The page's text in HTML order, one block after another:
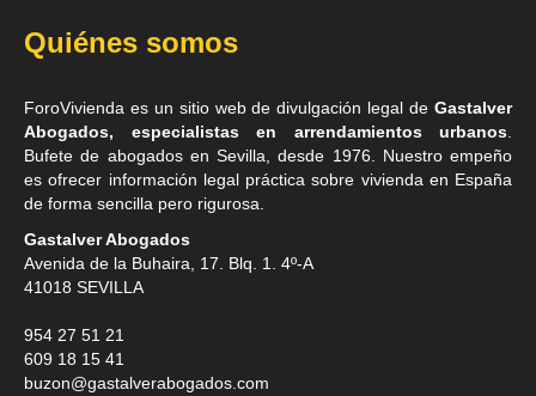
Quiénes somos
ForoVivienda es un sitio web de divulgación legal de Gastalver
Abogados, especialistas en arrendamientos urbanos
Bufete de abogados en Sevilla , desde 1976. Nuestro empeño
es ofrecer información legal práctica sobre vivienda en España
de forma sencilla pero rigurosa.
Gastalver Abogados
Avenida de la Buhaira, 17. Blq. 1. 4º-A
41018 SEVILLA
954 27 51 21
609 18 15 41
buzon@gastalverabogados.com